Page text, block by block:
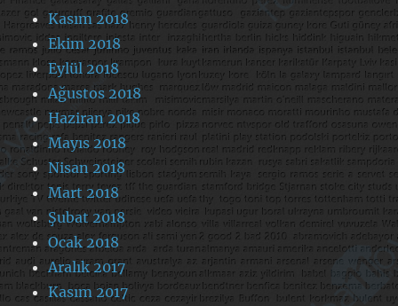
Kasım 2018
Ekim 2018
Eylül 2018
Ağustos 2018
Haziran 2018
Mayıs 2018
Nisan 2018
Mart 2018
Şubat 2018
Ocak 2018
Aralık 2017
Kasım 2017